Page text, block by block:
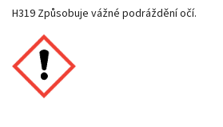
H319 Způsobuje vážné podráždění očí.